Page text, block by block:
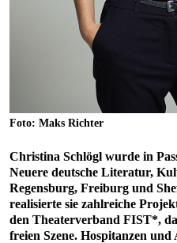
Foto: Maks Richter
Christina Schlögl wurde in
Neuere deutsche Literatur,
Regensburg, Freiburg und
realisierte sie zahlreiche
den Theaterverband FIST*,
freien Szene. Hospitanzen und